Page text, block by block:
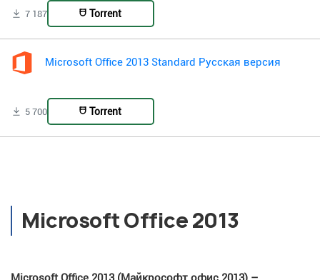
7 187 Torrent
Microsoft Office 2013 Standard Русская версия
5 700 Torrent
Microsoft Office 2013